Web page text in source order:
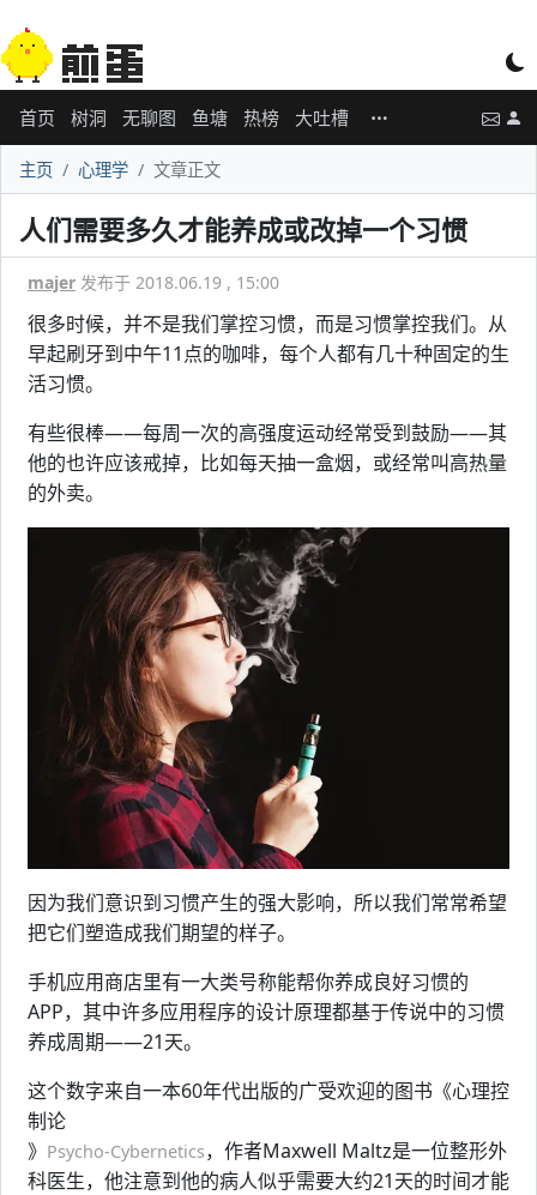
首页 树洞 无聊图 鱼塘 热榜 大吐槽
主页 心理学 文章正文
人们需要多久才能养成或改掉一个习惯
majer 发布于 2018.06.19 , 15:00
很多时候，并不是我们掌控习惯，而是习惯掌控我们。从
早起刷牙到中午11点的咖啡，每个人都有几十种固定的生
活习惯。
有些很棒——每周一次的高强度运动经常受到鼓励——其
他的也许应该戒掉，比如每天抽一盒烟，或经常叫高热量
的外卖。
因为我们意识到习惯产生的强大影响，所以我们常常希望
把它们塑造成我们期望的样子。
手机应用商店里有一大类号称能帮你养成良好习惯的
APP，其中许多应用程序的设计原理都基于传说中的习惯
养成周期——21天。
这个数字来自一本60年代出版的广受欢迎的图书《心理控
制论
》 Psycho-Cybernetics，作者Maxwell Maltz是一位整形外
科医生，他注意到他的病人似乎需要大约21天的时间才能